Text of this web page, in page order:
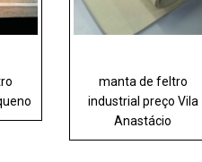
manta de feltro
industrial preço Vila
Anastácio